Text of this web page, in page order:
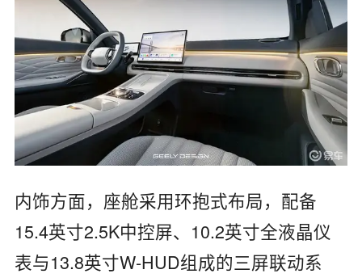
内饰方面，座舱采用环抱式布局，配备
15.4英寸2.5K中控屏、10.2英寸全液晶仪
表与13.8英寸W-HUD组成的三屏联动系